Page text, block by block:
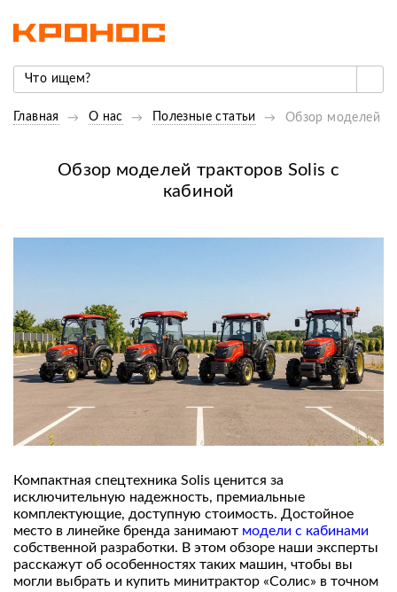
Главная О нас Полезные статьи Обзор моделей
Обзор моделей тракторов Solis с
кабиной
Компактная спецтехника Solis ценится за
исключительную надежность, премиальные
комплектующие, доступную стоимость. Достойное
место в линейке бренда занимают модели с кабинами
собственной разработки. В этом обзоре наши эксперты
расскажут об особенностях таких машин, чтобы вы
могли выбрать и купить минитрактор «Солис» в точном